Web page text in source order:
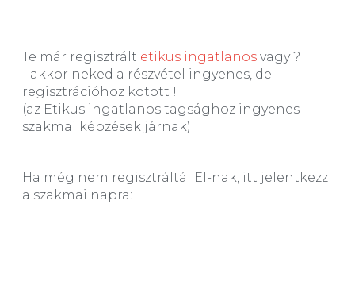
Te már regisztrált etikus ingatlanos vagy ?
- akkor neked a részvétel ingyenes, de
regisztrációhoz kötött !
(az Etikus ingatlanos tagsághoz ingyenes
szakmai képzések járnak)
Ha még nem regisztráltál EI-nak, itt jelentkezz
a szakmai napra: